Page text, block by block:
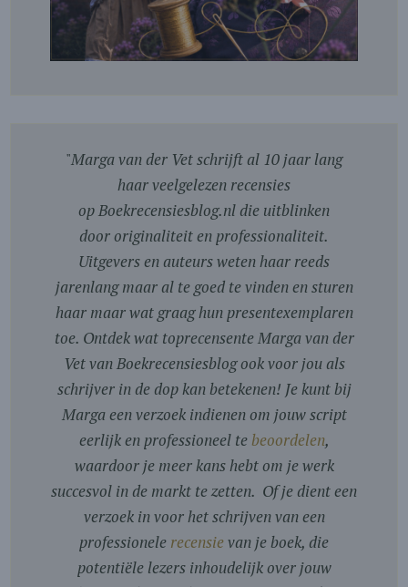
"Marga van der Vet schrijft al 10 jaar lang
haar veelgelezen recensies
op Boekrecensiesblog.nl die uitblinken
door originaliteit en professionaliteit.
Uitgevers en auteurs weten haar reeds
jarenlang maar al te goed te vinden en sturen
haar maar wat graag hun presentexemplaren
toe. Ontdek wat toprecensente Marga van der
Vet van Boekrecensiesblog ook voor jou als
schrijver in de dop kan betekenen! Je kunt bij
Marga een verzoek indienen om jouw script
eerlijk en professioneel te beoordelen,
waardoor je meer kans hebt om je werk
succesvol in de markt te zetten. Of je dient een
verzoek in voor het schrijven van een
professionele recensievan je boek, die
potentiële lezers inhoudelijk over jouw